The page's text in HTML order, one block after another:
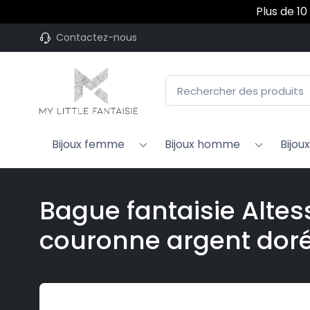
Plus de
Contactez-nous
Bijoux femme Bijoux homme
Bague fantaisie
couronne argent